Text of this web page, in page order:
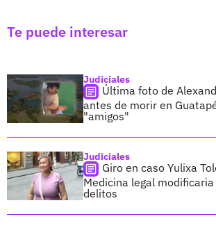
Te puede interesar
Judiciales
Última foto de
antes de morir en
"amigos"
Judiciales
Giro en caso Yulixa
Medicina legal
delitos